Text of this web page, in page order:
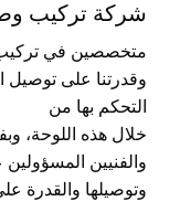
شركة تركيب
متخصصين في تركيب
وقدرتنا على توصيل
التحكم بها من
خلال هذه اللوحة،
والفنيين
وتوصيلها والقدرة